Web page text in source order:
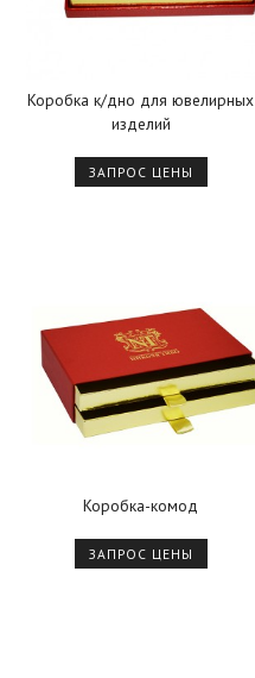
Коробка к/дно для ювелирных
изделий
ЗАПРОС ЦЕНЫ
Коробка-комод
ЗАПРОС ЦЕНЫ